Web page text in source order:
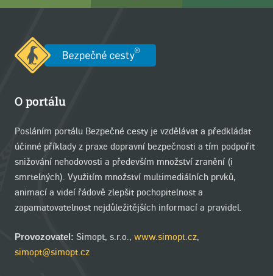
O portálu
Posláním portálu Bezpečné cesty je vzdělávat a předkládat
účinné příklady z praxe dopravní bezpečnosti a tím podpořit
snižování nehodovosti a především množství zranění (i
smrtelných). Využitím množství multimediálních prvků,
animací a videí řádově zlepšit pochopitelnost a
zapamatovatelnost nejdůležitějších informací a pravidel.
Provozovatel: Simopt, s.r.o., www.simopt.cz,
simopt@simopt.cz